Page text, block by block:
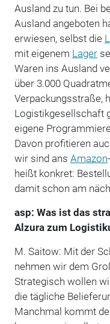
Ausland zu tun. Bei
Ausland angeboten
erwiesen, selbst die
mit eigenem Lager
Waren ins Ausland
über 3.000
Verpackungsstraße,
Logistikgesellschaft
eigene
Davon profitieren
wir sind ans Amazon
heißt konkret:
damit schon am
asp: Was ist das
Alzura zum
M. Saitow: Mit der
nehmen wir dem
Strategisch wollen
die tägliche
Manchmal kommt